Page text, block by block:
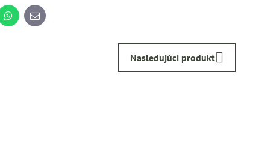
WhatsApp
E-
mail
Nasledujúci produkt